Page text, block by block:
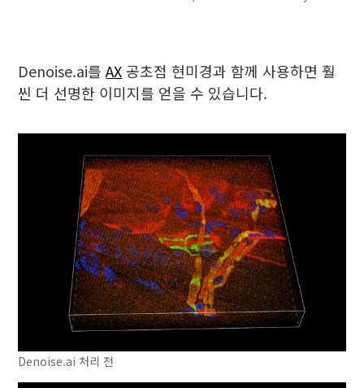
Denoise.ai를AX 공초점 현미경과 함께 사용하면 훨
씬 더 선명한 이미지를 얻을 수 있습니다.
Denoise.ai 처리 전